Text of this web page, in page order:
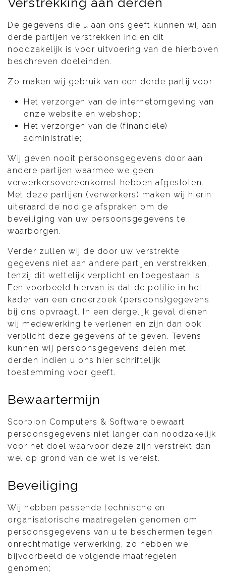
De gegevens die u aan ons geeft kunnen wij aan
derde partijen verstrekken indien dit
noodzakelijk is voor uitvoering van de hierboven
beschreven doeleinden.
Zo maken wij gebruik van een derde partij voor:
Het verzorgen van de internetomgeving van
onze website en webshop;
Het verzorgen van de (financiële)
administratie;
Wij geven nooit persoonsgegevens door aan
andere partijen waarmee we geen
verwerkersovereenkomst hebben afgesloten.
Met deze partijen (verwerkers) maken wij hierin
uiteraard de nodige afspraken om de
beveiliging van uw persoonsgegevens te
waarborgen.
Verder zullen wij de door uw verstrekte
gegevens niet aan andere partijen verstrekken,
tenzij dit wettelijk verplicht en toegestaan is.
Een voorbeeld hiervan is dat de politie in het
kader van een onderzoek (persoons)gegevens
bij ons opvraagt. In een dergelijk geval dienen
wij medewerking te verlenen en zijn dan ook
verplicht deze gegevens af te geven. Tevens
kunnen wij persoonsgegevens delen met
derden indien u ons hier schriftelijk
toestemming voor geeft.
Bewaartermijn
Scorpion Computers & Software bewaart
persoonsgegevens niet langer dan noodzakelijk
voor het doel waarvoor deze zijn verstrekt dan
wel op grond van de wet is vereist.
Beveiliging
Wij hebben passende technische en
organisatorische maatregelen genomen om
persoonsgegevens van u te beschermen tegen
onrechtmatige verwerking, zo hebben we
bijvoorbeeld de volgende maatregelen
genomen;